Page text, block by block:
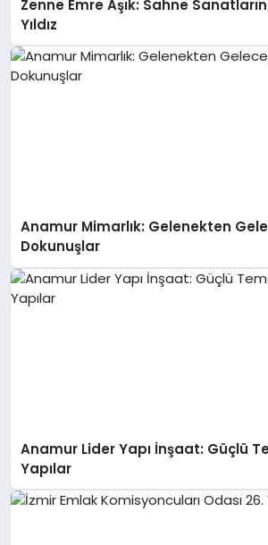
Zenne Emre Aşık: Sahne
Yıldız
Anamur Mimarlık: Gelenekten
Dokunuşlar
Anamur Lider Yapı İnşaat: Güçlü
Yapılar